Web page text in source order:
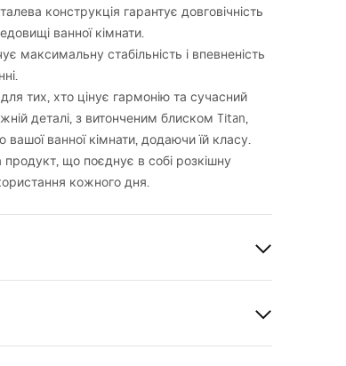
конструкція гарантує довговічність
ванної кімнати.
максимальну стабільність і впевненість
тих, хто цінує гармонію та сучасний
деталі, з витонченим блиском Titan,
ванної кімнати, додаючи їй класу.
що поєднує в собі розкішну
кожного дня.
Прикручуваний